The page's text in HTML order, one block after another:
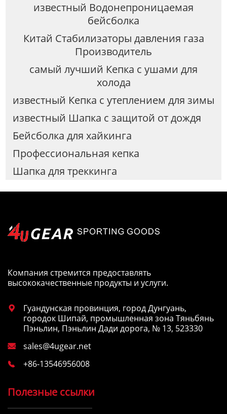
известный Водонепроницаемая
бейсболка
Китай Стабилизаторы давления газа
Производитель
самый лучший Кепка с ушами для
холода
известный Кепка с утеплением для зимы
известный Шапка с защитой от дождя
Бейсболка для хайкинга
Профессиональная кепка
Шапка для треккинга
Компания стремится предоставлять
высококачественные продукты и услуги.

Гуандунская провинция, город Дунгуань,
городок Шипай, промышленная зона Тяньбянь
Пэньлин, Пэньлин Дади дорога, № 13, 523330
 sales@4ugear.net
 +86-13546956008
Полезные ссылки